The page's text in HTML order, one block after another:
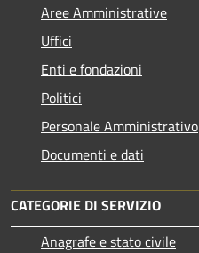
Aree Amministrative
Uffici
Enti e fondazioni
Politici
Personale Amministrativo
Documenti e dati
CATEGORIE DI SERVIZIO
Anagrafe e stato civile